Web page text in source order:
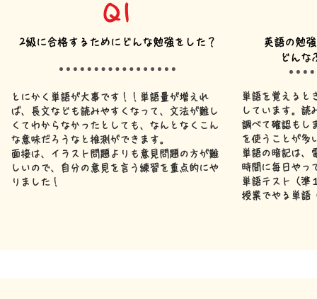
Q1
2級に合格するためにどんな勉強をした？
とにかく単語が大事です！！単語量が増えれ
ば、長文なども読みやすくなって、文法が難し
くてわからなかったとしても、なんとなくこん
な意味だろうなと推測ができます。
​面接は、イラスト問題よりも意見問題の方が難
しいので、自分の意見を言う練習を重点的にや
りました！
英語の勉
どんな
単語を覚えると
しています。読
調べて確認もし
を使うことが多
単語の暗記は、
時間に毎日やっ
単語テスト（準
授業でやる単語